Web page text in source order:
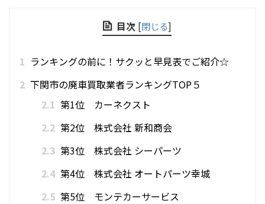
目次 [閉じる]
1 ランキングの前に！サクッと早見表でご紹介☆
2 下関市の廃車買取業者ランキングTOP５
2.1 第1位 カーネクスト
2.2 第2位 株式会社 新和商会
2.3 第3位 株式会社 シーパーツ
2.4 第4位 株式会社 オートパーツ幸城
2.5 第5位 モンテカーサービス